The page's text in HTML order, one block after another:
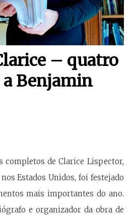
– quatro
Benjamin
completos de Clarice Lispector,
Estados Unidos, foi festejado
mais importantes do ano.
e organizador da obra de